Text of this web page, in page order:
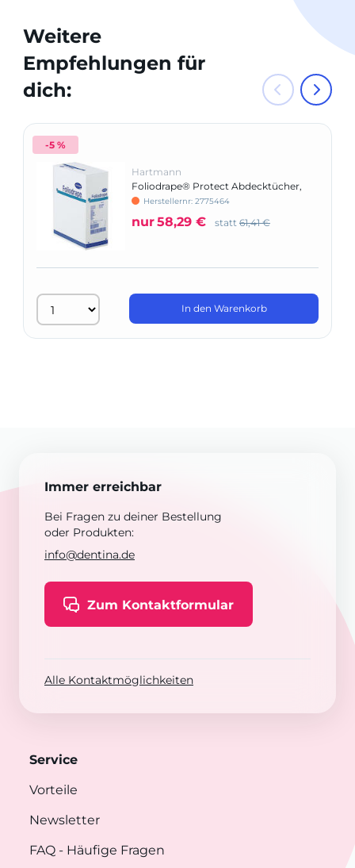
Weitere
Empfehlungen für
dich:
-5 %
Hartmann
Foliodrape® Protect Abdecktücher,
nicht selbstklebend
Herstellernr: 2775464
nur58,29 € statt 61,41 €
In den Warenkorb
Immer erreichbar
Bei Fragen zu deiner Bestellung
oder Produkten:
info@dentina.de
Zum Kontaktformular
Alle Kontaktmöglichkeiten
Service
Vorteile
Newsletter
FAQ - Häufige Fragen